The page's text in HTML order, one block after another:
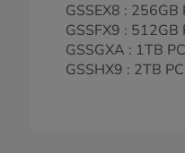
GSSEX8 :
GSSFX9 : 512GB
GSSGXA : 1TB
GSSHX9 : 2TB